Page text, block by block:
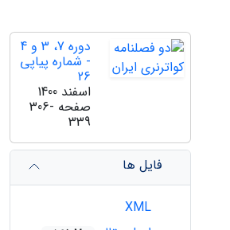
دوره 7، 3 و 4
- شماره پیاپی
26
اسفند 1400
صفحه 306-
339
فایل ها